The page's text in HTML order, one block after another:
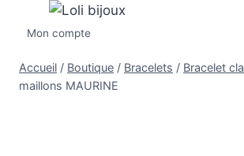
Mon compte
Accueil / Boutique / Bracelets / Bracelet
maillons MAURINE